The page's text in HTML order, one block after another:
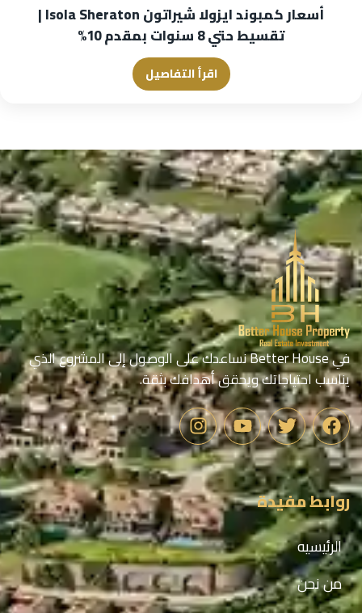
أسعار كمبوند ايزولا شيراتون Isola Sheraton |
تقسيط حتي 8 سنوات بمقدم 10%
اقرأ التفاصيل
في Better House نساعدك على الوصول إلى المشروع الذي
يناسب احتياجاتك ويحقق أهدافك بثقة.
روابط مفيدة
الرئيسيه
من نحن